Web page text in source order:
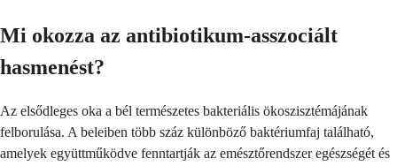
Mi okozza az antibiotikum-asszociált
hasmenést?
Az elsődleges oka a bél természetes bakteriális ökoszisztémájának
felborulása. A beleiben több száz különböző baktériumfaj található,
amelyek együttműködve fenntartják az emésztőrendszer egészségét és